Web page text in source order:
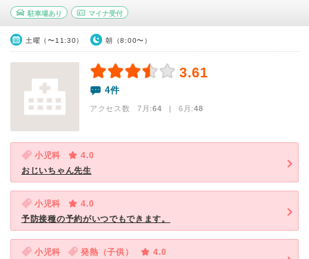
駐車場あり マイナ受付
土曜（〜11:30） 朝（8:00〜）
3.61
4件
アクセス数 7月:64 | 6月:48
小児科
4.0
おじいちゃん先生
小児科
4.0
予防接種の予約がいつでもできます。
小児科 発熱（子供） 4.0